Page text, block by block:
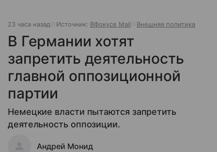
23 часа назад Источник: ВФокусе Mail Внешняя политика
В Германии хотят
запретить деятельность
главной оппозиционной
партии
Немецкие власти пытаются запретить
деятельность оппозиции.
Андрей Монид